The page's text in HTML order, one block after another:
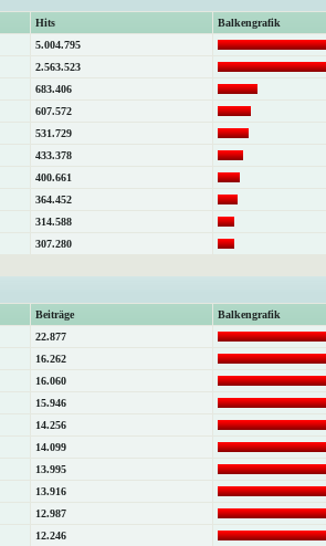
Hits
Balkengrafik
5.004.795
2.563.523
683.406
607.572
531.729
433.378
400.661
364.452
314.588
307.280
Beiträge
Balkengrafik
22.877
16.262
16.060
15.946
14.256
14.099
13.995
13.916
12.987
12.246